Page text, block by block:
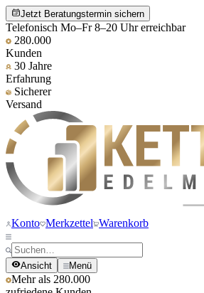
Jetzt Beratungstermin sichern
Telefonisch Mo–Fr 8–20 Uhr erreichbar
280.000
Kunden
30 Jahre
Erfahrung
Sicherer
Versand
Konto Merkzettel Warenkorb
Ansicht Menü
Mehr als 280.000